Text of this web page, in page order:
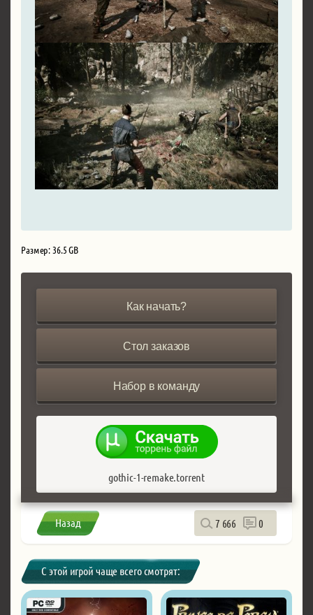
Размер: 36.5 GB
Как начать?
Стол заказов
Набор в команду
gothic-1-remake.torrent
Назад 7 666 0
С этой игрой чаще всего смотрят: